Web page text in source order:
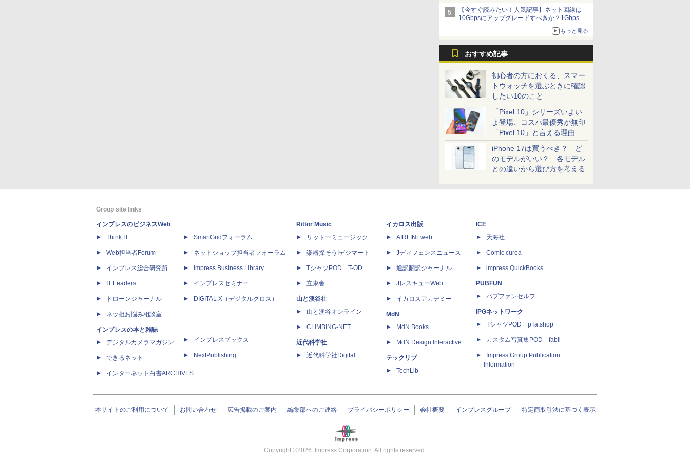
オリジナルの湯呑みや寿司皿が景品に登場！
【今すぐ読みたい！人気記事】ネット回線は
10Gbpsにアップグレードすべきか？1Gbpsと
の違いや環境構築方法を解説 - PC Watch
もっと見る
おすすめ記事
初心者の方におくる、スマー
トウォッチを選ぶときに確認
したい10のこと
「Pixel 10」シリーズいよい
よ登場、コスパ最優秀が無印
「Pixel 10」と言える理由
iPhone 17は買うべき？ ど
のモデルがいい？ 各モデル
との違いから選び方を考える
Group site links
インプレスのビジネスWeb
Think IT
Web担当者Forum
インプレス総合研究所
IT Leaders
ドローンジャーナル
ネッ担お悩み相談室
インプレスの本と雑誌
デジタルカメラマガジン
できるネット
インターネット白書ARCHIVES
SmartGridフォーラム
ネットショップ担当者フォーラム
Impress Business Library
インプレスセミナー
DIGITAL X（デジタルクロス）
インプレスブックス
NextPublishing
Rittor Music
リットーミュージック
楽器探そう!デジマート
TシャツPOD T-OD
立東舎
山と溪谷社
山と溪谷オンライン
CLIMBING-NET
近代科学社
近代科学社Digital
イカロス出版
AIRLINEweb
Jディフェンスニュース
通訳翻訳ジャーナル
JレスキューWeb
イカロスアカデミー
MdN
MdN Books
MdN Design Interactive
テックリブ
TechLib
ICE
天海社
Comic curea
impress QuickBooks
PUBFUN
パブファンセルフ
IPGネットワーク
TシャツPOD pTa.shop
カスタム写真集POD fabli
Impress Group Publication
Information
本サイトのご利用について お問い合わせ 広告掲載のご案内 編集部へのご連絡 プライバシーポリシー 会社概要 インプレスグループ 特定商取引法に基づく表示
Copyright ©2026 Impress Corporation. All rights reserved.